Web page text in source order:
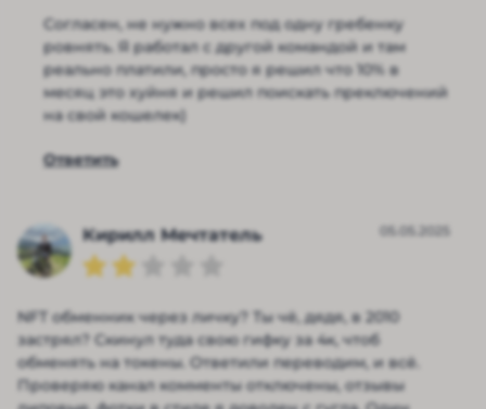
Согласен, не нужно всех под одну гребенку
ровнять. Я работал с другой командой и там
реально платили, просто я решил что 10% в
месяц это хуйня и решил поискать преключений
на свой кошелек)
Ответить
Кирилл Мечтатель 05.05.2025
NFT обменник через личку? Ты чё, дядя, в 2010
застрял? Скинул туда свою гифку за 4к, чтоб
обменять на токены. Ответили переводим, и всё.
Проверяю канал комменты отключены, отзывы